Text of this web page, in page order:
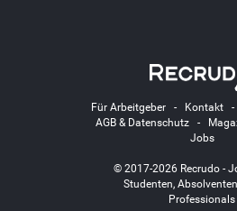
Für Arbeitgeber- Kontakt-
AGB & Datenschutz-
Jobs
© 2017-2026 Recrudo -
Studenten,
Professionals